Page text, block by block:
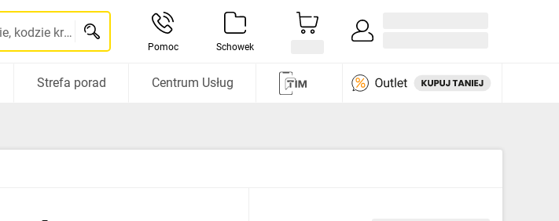
Szukaj po nazwie, indeksie, producencie, kodzie kreskowym...
Pomoc Schowek
Strefa porad Centrum Usług